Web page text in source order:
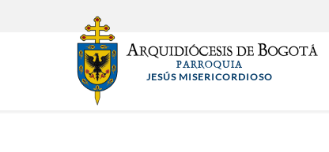
PARROQUIA
JESÚS MISERICORDIOSO